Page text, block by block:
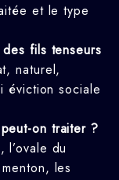
et le type
fils tenseurs
naturel,
éviction sociale
on traiter ?
l’ovale du
les